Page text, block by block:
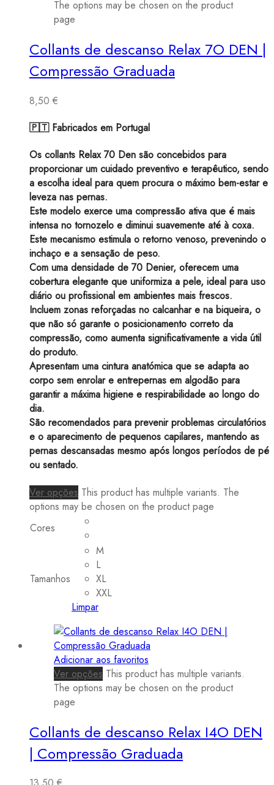
The options may be chosen on the product
page
Collants de descanso Relax 7O DEN |
Compressão Graduada
8,50 €
🇵🇹 Fabricados em Portugal
Os collants Relax 70 Den são concebidos para
proporcionar um cuidado preventivo e terapêutico, sendo
a escolha ideal para quem procura o máximo bem-estar e
leveza nas pernas.
Este modelo exerce uma compressão ativa que é mais
intensa no tornozelo e diminui suavemente até à coxa.
Este mecanismo estimula o retorno venoso, prevenindo o
inchaço e a sensação de peso.
Com uma densidade de 70 Denier, oferecem uma
cobertura elegante que uniformiza a pele, ideal para uso
diário ou profissional em ambientes mais frescos.
Incluem zonas reforçadas no calcanhar e na biqueira, o
que não só garante o posicionamento correto da
compressão, como aumenta significativamente a vida útil
do produto.
Apresentam uma cintura anatómica que se adapta ao
corpo sem enrolar e entrepernas em algodão para
garantir a máxima higiene e respirabilidade ao longo do
dia.
São recomendados para prevenir problemas circulatórios
e o aparecimento de pequenos capilares, mantendo as
pernas descansadas mesmo após longos períodos de pé
ou sentado.
Ver opções This product has multiple variants. The
options may be chosen on the product page
Cores
Tamanhos
M
L
XL
XXL
Limpar
Adicionar aos favoritos
Ver opções This product has multiple variants.
The options may be chosen on the product
page
Collants de descanso Relax I4O DEN
| Compressão Graduada